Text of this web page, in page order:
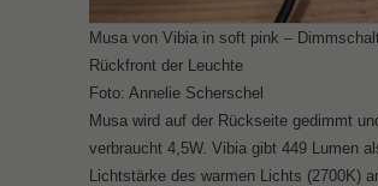
Musa von Vibia in soft pink –
Rückfront der Leuchte
Foto: Annelie Scherschel
Musa wird auf der Rückseite gedimmt
verbraucht 4,5W. Vibia gibt 449 Lumen
Lichtstärke des warmen Lichts (2700K)